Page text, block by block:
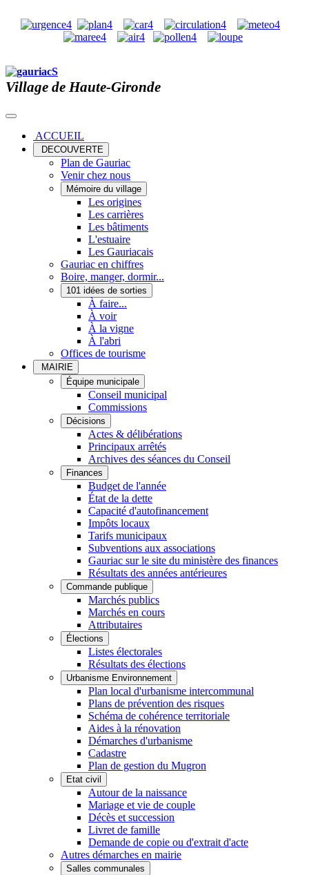
Village de Haute-Gironde
ACCUEIL
DECOUVERTE
Plan de Gauriac
Venir chez nous
Mémoire du village
Les origines
Les carrières
Les bâtiments
L'estuaire
Les Gauriacais
Gauriac en chiffres
Boire, manger, dormir...
101 idées de sorties
À faire...
À voir
À la vigne
À l'abri
Offices de tourisme
MAIRIE
Équipe municipale
Conseil municipal
Commissions
Décisions
Actes & délibérations
Principaux arrêtés
Archives des séances du Conseil
Finances
Budget de l'année
État de la dette
Capacité d'autofinancement
Impôts locaux
Tarifs municipaux
Subventions aux associations
Gauriac sur le site du ministère des finances
Résultats des années antérieures
Commande publique
Marchés publics
Marchés en cours
Attributaires
Élections
Listes électorales
Résultats des élections
Urbanisme Environnement
Plan local d'urbanisme intercommunal
Plans de prévention des risques
Schéma de cohérence territoriale
Aides à la rénovation
Démarches d'urbanisme
Cadastre
Plan de gestion du Mugron
Etat civil
Autour de la naissance
Mariage et vie de couple
Décès et succession
Livret de famille
Demande de copie ou d'extrait d'acte
Autres démarches en mairie
Salles communales